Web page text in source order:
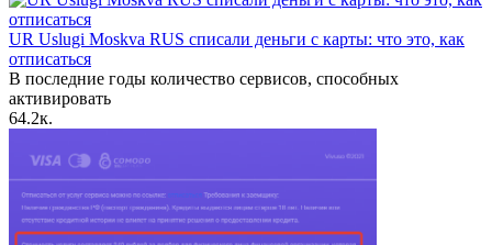
UR Uslugi Moskva RUS списали деньги с карты: что это, как
отписаться
В последние годы количество сервисов, способных
активировать
64.2к.